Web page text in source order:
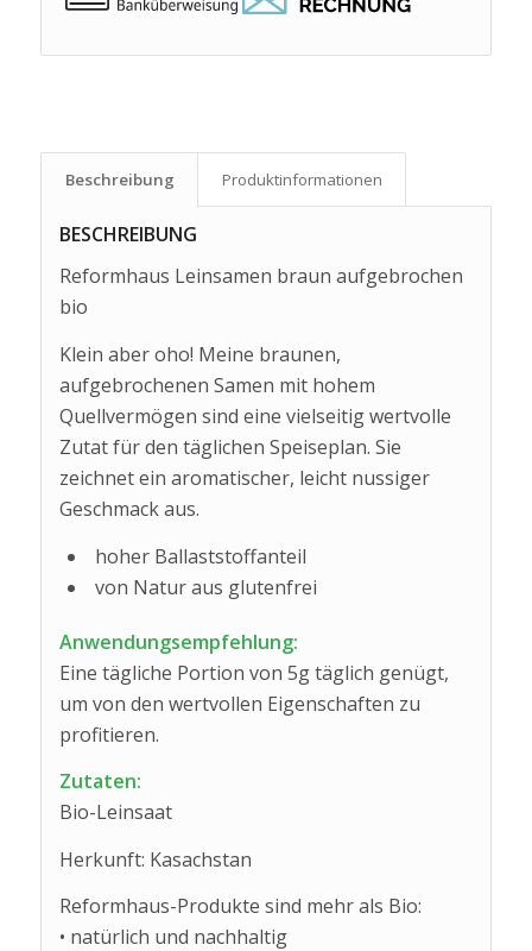
Beschreibung Produkt­informationen
BESCHREIBUNG
Reformhaus Leinsamen braun aufgebrochen
bio
Klein aber oho! Meine braunen,
aufgebrochenen Samen mit hohem
Quellvermögen sind eine vielseitig wertvolle
Zutat für den täglichen Speiseplan. Sie
zeichnet ein aromatischer, leicht nussiger
Geschmack aus.
hoher Ballaststoffanteil
von Natur aus glutenfrei
Anwendungsempfehlung:
Eine tägliche Portion von 5g täglich genügt,
um von den wertvollen Eigenschaften zu
profitieren.
Zutaten:
Bio-Leinsaat
Herkunft: Kasachstan
Reformhaus-Produkte sind mehr als Bio:
• natürlich und nachhaltig